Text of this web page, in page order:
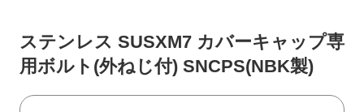
ステンレス SUSXM7 カバーキャップ専
用ボルト(外ねじ付) SNCPS(NBK製)